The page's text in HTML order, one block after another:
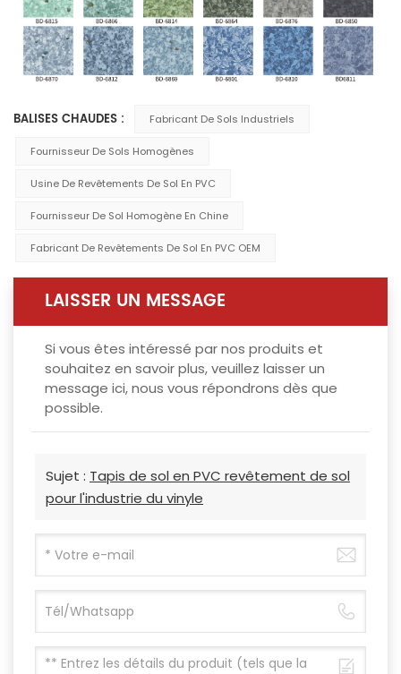
BALISES CHAUDES : Fabricant De Sols Industriels
Fournisseur De Sols Homogènes
Usine De Revêtements De Sol En PVC
Fournisseur De Sol Homogène En Chine
Fabricant De Revêtements De Sol En PVC OEM
LAISSER UN MESSAGE
Si vous êtes intéressé par nos produits et
souhaitez en savoir plus, veuillez laisser un
message ici, nous vous répondrons dès que
possible.
Sujet : Tapis de sol en PVC revêtement de sol
pour l'industrie du vinyle